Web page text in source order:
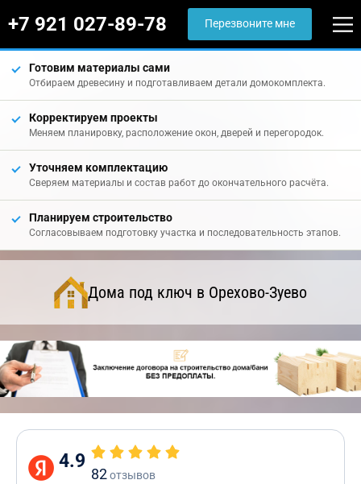
+7 921 027-89-78 Перезвоните мне
Готовим материалы сами
Отбираем древесину и подготавливаем детали домокомплекта.
Корректируем проекты
Меняем планировку, расположение окон, дверей и перегородок.
Уточняем комплектацию
Сверяем материалы и состав работ до окончательного расчёта.
Планируем строительство
Согласовываем подготовку участка и последовательность этапов.
Дома под ключ в Орехово-Зуево
4.9
82отзывов